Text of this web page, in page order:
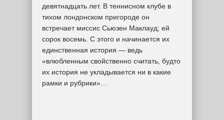
девятнадцать лет. В теннисном клубе в
тихом лондонском пригороде он
встречает миссис Сьюзен Маклауд; ей
сорок восемь. С этого и начинается их
единственная история — ведь
«влюбленным свойственно считать, будто
их история не укладывается ни в какие
рамки и рубрики»…